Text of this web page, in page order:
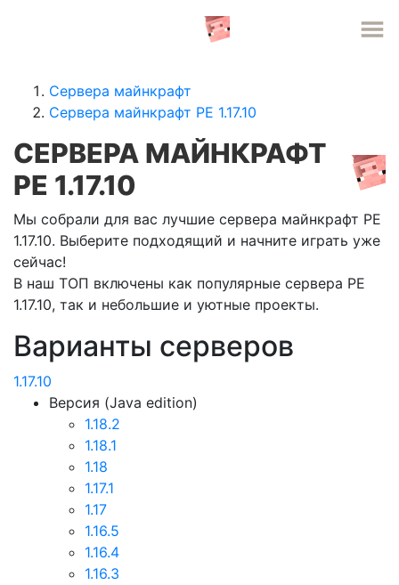
Сервера майнкрафт
Сервера майнкрафт PE 1.17.10
СЕРВЕРА МАЙНКРАФТ
PE 1.17.10
Мы собрали для вас лучшие сервера майнкрафт PE
1.17.10. Выберите подходящий и начните играть уже
сейчас!
В наш ТОП включены как популярные сервера PE
1.17.10, так и небольшие и уютные проекты.
Варианты серверов
1.17.10
Версия (Java edition)
1.18.2
1.18.1
1.18
1.17.1
1.17
1.16.5
1.16.4
1.16.3